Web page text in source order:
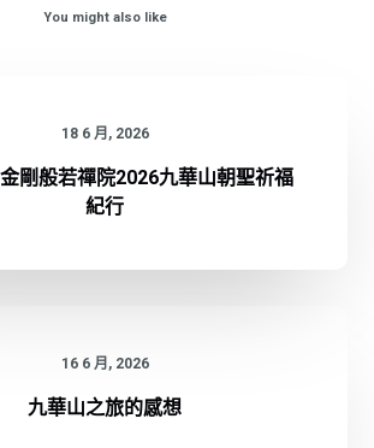
You might also like
18 6 月, 2026
剛般若禪院2026九華山朝聖祈福
紀行
16 6 月, 2026
九華山之旅的感想